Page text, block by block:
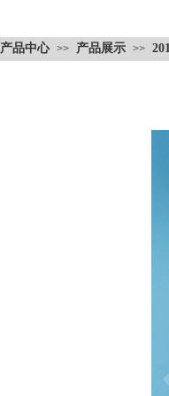
产品中心 >> 产品展示 >>